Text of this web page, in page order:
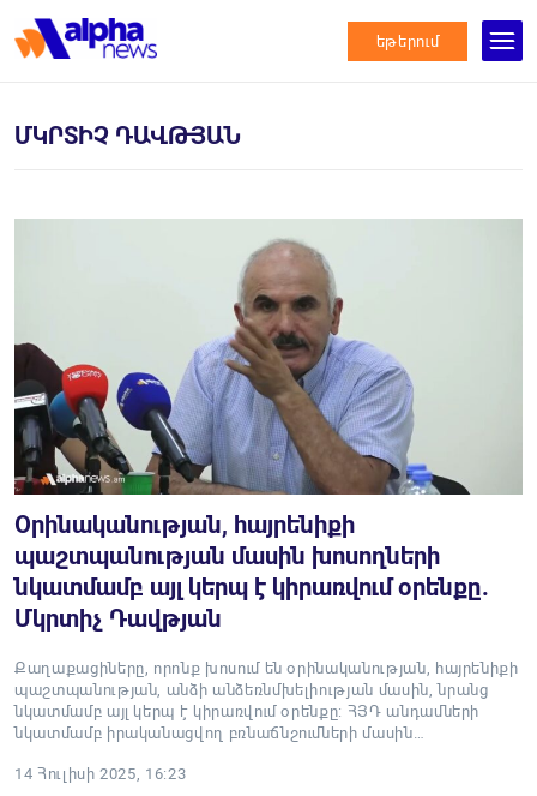
եթերում
ՄԿՐՏԻՉ ԴԱՎԹՅԱՆ
Օրինականության, հայրենիքի
պաշտպանության մասին խոսողների
նկատմամբ այլ կերպ է կիրառվում օրենքը.
Մկրտիչ Դավթյան
Քաղաքացիները, որոնք խոսում են օրինականության, հայրենիքի
պաշտպանության, անձի անձեռնմխելիության մասին, նրանց
նկատմամբ այլ կերպ է կիրառվում օրենքը: ՀՅԴ անդամների
նկատմամբ իրականացվող բռնաճնշումների մասին…
14 Հուլիսի 2025, 16:23